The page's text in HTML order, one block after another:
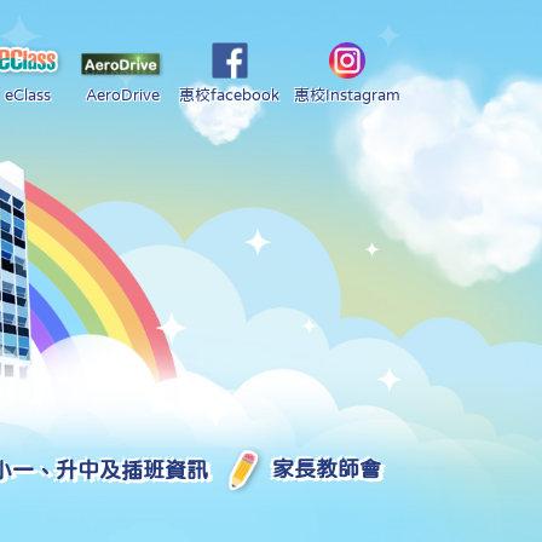
eClass AeroDrive 惠校facebook 惠校Instagram
一、升中及插班資訊 家長教師會